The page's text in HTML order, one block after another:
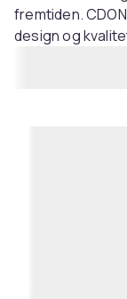
fremtiden.
design og